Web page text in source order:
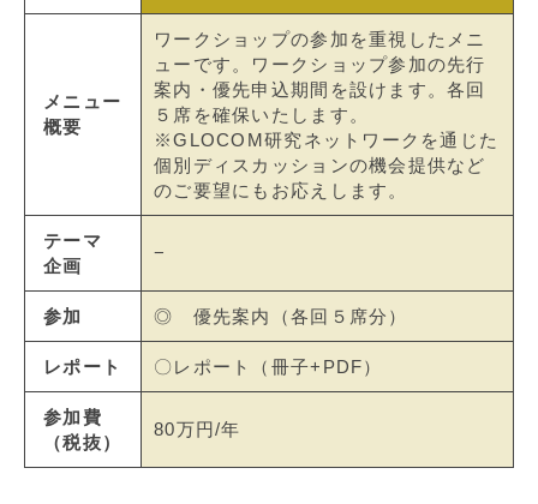
メニュー
概要
ワークショップの参加を重視したメニ
ューです。ワークショップ参加の先行
案内・優先申込期間を設けます。各回
５席を確保いたします。
※GLOCOM研究ネットワークを通じた
個別ディスカッションの機会提供など
のご要望にもお応えします。
テーマ
企画
−
参加 ◎ 優先案内（各回５席分）
レポート 〇レポート（冊子+PDF）
参加費
（税抜）
80万円/年